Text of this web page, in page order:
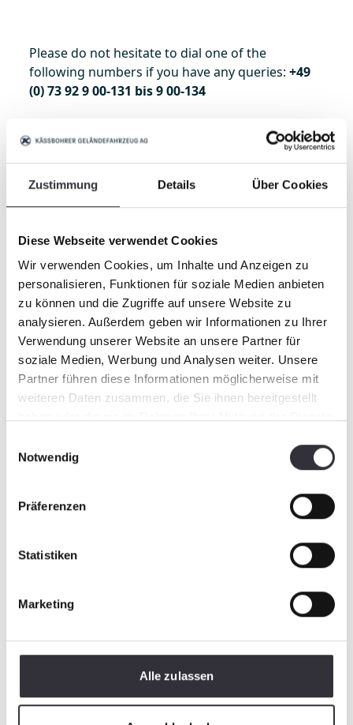
Zustimmung Details Über Cookies
Diese Webseite verwendet Cookies
Wir verwenden Cookies, um Inhalte und Anzeigen zu
personalisieren, Funktionen für soziale Medien anbieten
zu können und die Zugriffe auf unsere Website zu
analysieren. Außerdem geben wir Informationen zu Ihrer
Verwendung unserer Website an unsere Partner für
soziale Medien, Werbung und Analysen weiter. Unsere
Partner führen diese Informationen möglicherweise mit
weiteren Daten zusammen, die Sie ihnen bereitgestellt
Notwendig
Präferenzen
Statistiken
Marketing
Alle zulassen
Please do not hesitate to dial one of the
following numbers if you have any queries: +49
(0) 73 92 9 00-131 bis 9 00-134
To the webshop
Order online now and benefit from
spare parts action 2022